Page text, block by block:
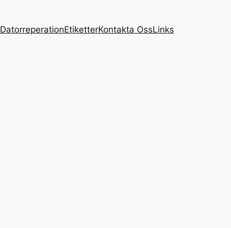
DatorreperationEtiketterKontakta OssLinks